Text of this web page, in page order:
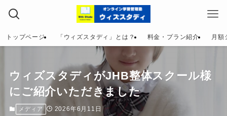
トップページ 「ウィズスタディ」とは？ 料金・プラン紹介 月額
ウィズスタディがJHB整体スクール様
にご紹介いただきました
メディア 2026年6月11日